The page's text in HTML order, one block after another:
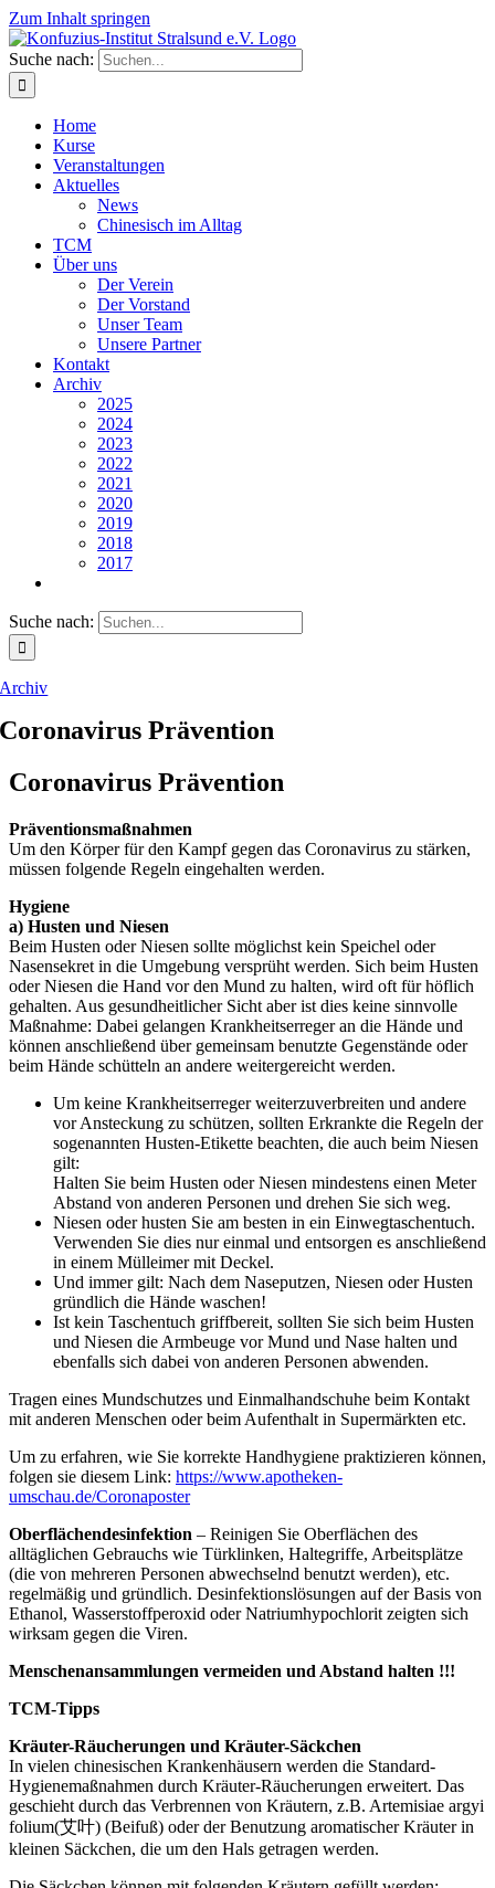
Zum Inhalt springen
Suche nach:
Home
Kurse
Veranstaltungen
Aktuelles
News
Chinesisch im Alltag
TCM
Über uns
Der Verein
Der Vorstand
Unser Team
Unsere Partner
Kontakt
Archiv
2025
2024
2023
2022
2021
2020
2019
2018
2017
Suche nach:
Archiv
Coronavirus Prävention
Coronavirus Prävention
Präventionsmaßnahmen
Um den Körper für den Kampf gegen das Coronavirus zu stärken,
müssen folgende Regeln eingehalten werden.
Hygiene
a) Husten und Niesen
Beim Husten oder Niesen sollte möglichst kein Speichel oder
Nasensekret in die Umgebung versprüht werden. Sich beim Husten
oder Niesen die Hand vor den Mund zu halten, wird oft für höflich
gehalten. Aus gesundheitlicher Sicht aber ist dies keine sinnvolle
Maßnahme: Dabei gelangen Krankheitserreger an die Hände und
können anschließend über gemeinsam benutzte Gegenstände oder
beim Hände schütteln an andere weitergereicht werden.
Um keine Krankheitserreger weiterzuverbreiten und andere
vor Ansteckung zu schützen, sollten Erkrankte die Regeln der
sogenannten Husten-Etikette beachten, die auch beim Niesen
gilt:
Halten Sie beim Husten oder Niesen mindestens einen Meter
Abstand von anderen Personen und drehen Sie sich weg.
Niesen oder husten Sie am besten in ein Einwegtaschentuch.
Verwenden Sie dies nur einmal und entsorgen es anschließend
in einem Mülleimer mit Deckel.
Und immer gilt: Nach dem Naseputzen, Niesen oder Husten
gründlich die Hände waschen!
Ist kein Taschentuch griffbereit, sollten Sie sich beim Husten
und Niesen die Armbeuge vor Mund und Nase halten und
ebenfalls sich dabei von anderen Personen abwenden.
Tragen eines Mundschutzes und Einmalhandschuhe beim Kontakt
mit anderen Menschen oder beim Aufenthalt in Supermärkten etc.
Um zu erfahren, wie Sie korrekte Handhygiene praktizieren können,
folgen sie diesem Link: https://www.apotheken-
umschau.de/Coronaposter
Oberflächendesinfektion – Reinigen Sie Oberflächen des
alltäglichen Gebrauchs wie Türklinken, Haltegriffe, Arbeitsplätze
(die von mehreren Personen abwechselnd benutzt werden), etc.
regelmäßig und gründlich. Desinfektionslösungen auf der Basis von
Ethanol, Wasserstoffperoxid oder Natriumhypochlorit zeigten sich
wirksam gegen die Viren.
Menschenansammlungen vermeiden und Abstand halten !!!
TCM-Tipps
Kräuter-Räucherungen und Kräuter-Säckchen
In vielen chinesischen Krankenhäusern werden die Standard-
Hygienemaßnahmen durch Kräuter-Räucherungen erweitert. Das
geschieht durch das Verbrennen von Kräutern, z.B. Artemisiae argyi
folium(艾叶) (Beifuß) oder der Benutzung aromatischer Kräuter in
kleinen Säckchen, die um den Hals getragen werden.